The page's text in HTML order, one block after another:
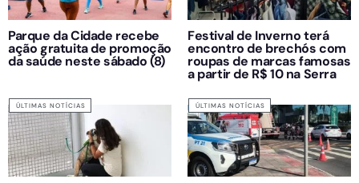
Parque da Cidade recebe
ação gratuita de promoção
da saúde neste sábado (8)
Festival de Inverno terá
encontro de brechós com
roupas de marcas famosas
a partir de R$ 10 na Serra
ÚLTIMAS NOTÍCIAS ÚLTIMAS NOTÍCIAS